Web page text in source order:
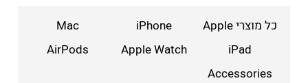
כל מוצרי Apple iPhone
Mac
iPad
Apple Watch
AirPods
Accessories